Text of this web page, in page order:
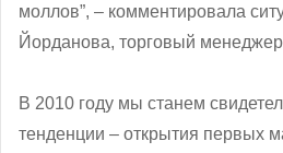
моллов”, ‒ комментировала
Йорданова, торговый
В 2010 году мы станем
тенденции – открытия первых